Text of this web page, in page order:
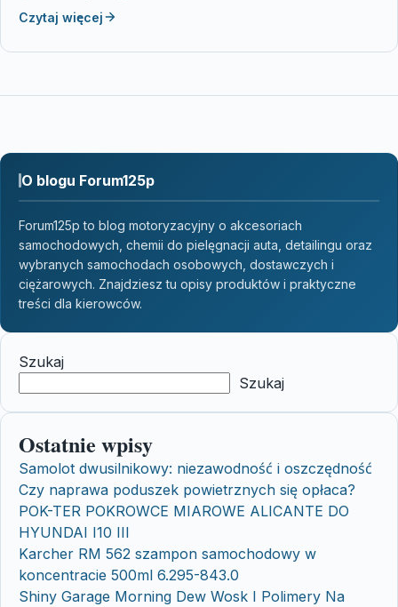
Czytaj więcej
O blogu Forum125p
Forum125p to blog motoryzacyjny o akcesoriach
samochodowych, chemii do pielęgnacji auta, detailingu oraz
wybranych samochodach osobowych, dostawczych i
ciężarowych. Znajdziesz tu opisy produktów i praktyczne
treści dla kierowców.
Szukaj
Szukaj
Ostatnie wpisy
Samolot dwusilnikowy: niezawodność i oszczędność
Czy naprawa poduszek powietrznych się opłaca?
POK-TER POKROWCE MIAROWE ALICANTE DO
HYUNDAI I10 III
Karcher RM 562 szampon samochodowy w
koncentracie 500ml 6.295-843.0
Shiny Garage Morning Dew Wosk I Polimery Na